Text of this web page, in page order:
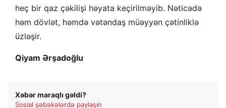
heç bir qaz çəkilişi həyata keçirilməyib. Nəticədə
həm dövlət, həmdə vətəndaş müəyyən çətinliklə
üzləşir.
Qiyam Ərşadoğlu
Xəbər maraqlı gəldi?
Sosial şəbəkələrdə paylaşın